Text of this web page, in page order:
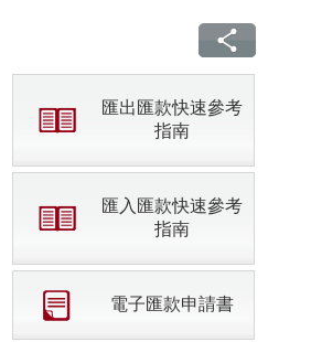
匯出匯款快速參考
指南
匯入匯款快速參考
指南
電子匯款申請書